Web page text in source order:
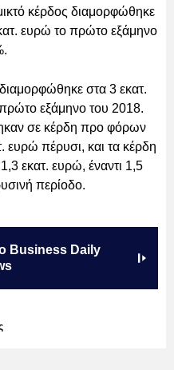
κέρδος διαμορφώθηκε
ευρώ το πρώτο εξάμηνο
στα 3 εκατ.
εξάμηνο του 2018.
σε κέρδη προ φόρων
ευρώ πέρυσι, και τα κέρδη
εκατ. ευρώ, έναντι 1,5
περίοδο.
Business Daily